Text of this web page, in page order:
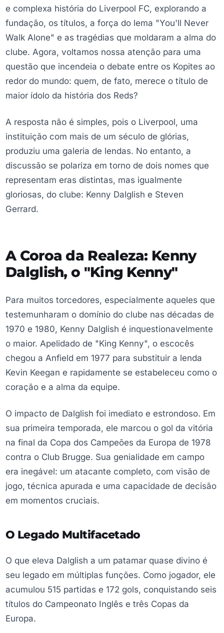
e complexa história do Liverpool FC, explorando a
fundação, os títulos, a força do lema "You'll Never
Walk Alone" e as tragédias que moldaram a alma do
clube. Agora, voltamos nossa atenção para uma
questão que incendeia o debate entre os Kopites ao
redor do mundo: quem, de fato, merece o título de
maior ídolo da história dos Reds?
A resposta não é simples, pois o Liverpool, uma
instituição com mais de um século de glórias,
produziu uma galeria de lendas. No entanto, a
discussão se polariza em torno de dois nomes que
representam eras distintas, mas igualmente
gloriosas, do clube: Kenny Dalglish e Steven
Gerrard.
A Coroa da Realeza: Kenny
Dalglish, o "King Kenny"
Para muitos torcedores, especialmente aqueles que
testemunharam o domínio do clube nas décadas de
1970 e 1980, Kenny Dalglish é inquestionavelmente
o maior. Apelidado de "King Kenny", o escocês
chegou a Anfield em 1977 para substituir a lenda
Kevin Keegan e rapidamente se estabeleceu como o
coração e a alma da equipe.
O impacto de Dalglish foi imediato e estrondoso. Em
sua primeira temporada, ele marcou o gol da vitória
na final da Copa dos Campeões da Europa de 1978
contra o Club Brugge. Sua genialidade em campo
era inegável: um atacante completo, com visão de
jogo, técnica apurada e uma capacidade de decisão
em momentos cruciais.
O Legado Multifacetado
O que eleva Dalglish a um patamar quase divino é
seu legado em múltiplas funções. Como jogador, ele
acumulou 515 partidas e 172 gols, conquistando seis
títulos do Campeonato Inglês e três Copas da
Europa.